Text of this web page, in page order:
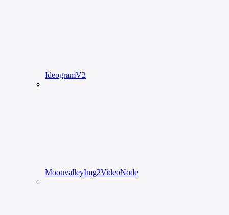
IdeogramV2
MoonvalleyImg2VideoNode